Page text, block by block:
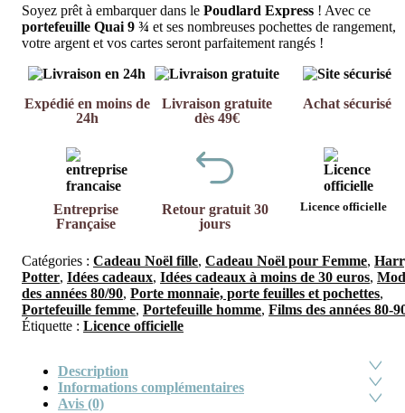
Soyez prêt à embarquer dans le Poudlard Express ! Avec ce
portefeuille Quai 9 ¾ et ses nombreuses pochettes de rangement,
votre argent et vos cartes seront parfaitement rangés !
Expédié en moins de
24h
Livraison gratuite
dès 49€
Achat sécurisé
Entreprise
Française
Retour gratuit 30
jours
Licence officielle
Catégories : Cadeau Noël fille, Cadeau Noël pour Femme,
Potter, Idées cadeaux, Idées cadeaux à moins de 30 euros,
des années 80/90, Porte monnaie, porte feuilles et pochettes,
Portefeuille femme, Portefeuille homme, Films des années 80-
Étiquette : Licence officielle
Description
Informations complémentaires
Avis (0)